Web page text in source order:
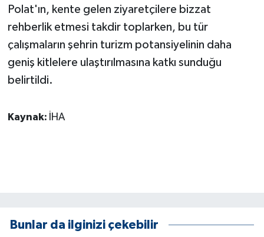
Polat'ın, kente gelen ziyaretçilere bizzat
rehberlik etmesi takdir toplarken, bu tür
çalışmaların şehrin turizm potansiyelinin daha
geniş kitlelere ulaştırılmasına katkı sunduğu
belirtildi.
Kaynak: İHA
Bunlar da ilginizi çekebilir